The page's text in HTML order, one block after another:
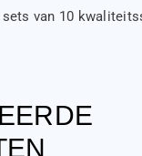
sets van 10